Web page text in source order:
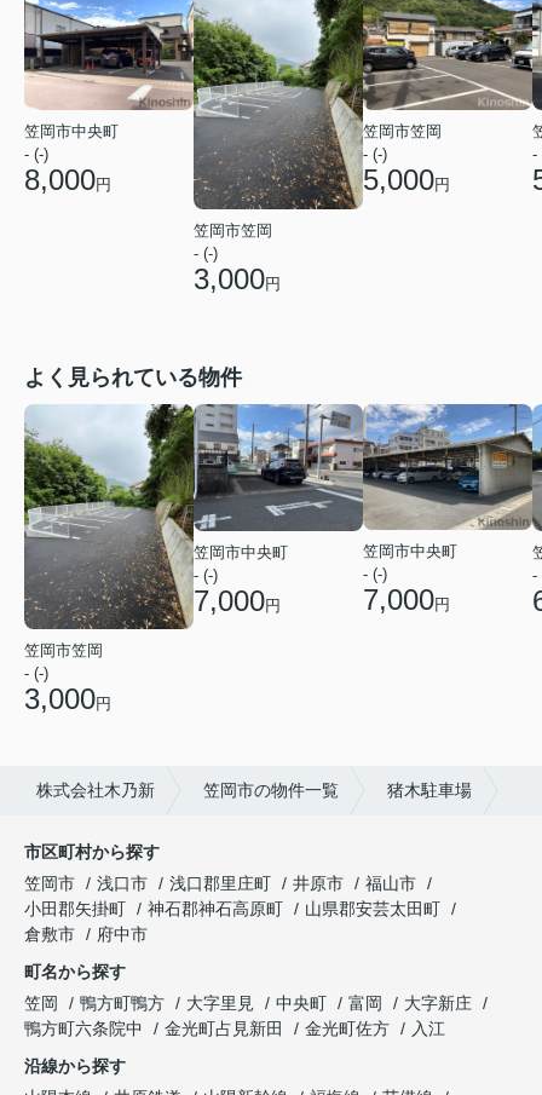
笠岡市中央町
- (-)
8,000円
笠岡市笠岡
- (-)
3,000円
笠岡市笠岡
- (-)
5,000円
-
よく見られている物件
笠岡市笠岡
- (-)
3,000円
笠岡市中央町
- (-)
7,000円
笠岡市中央町
- (-)
7,000円
-
株式会社木乃新 笠岡市の物件一覧 猪木駐車場
市区町村から探す
笠岡市
浅口市 浅口郡里庄町 井原市
福山市
小田郡矢掛町
神石郡神石高原町
山県郡安芸太田町
倉敷市
府中市
町名から探す
笠岡
鴨方町鴨方 大字里見 中央町 富岡
大字新庄
鴨方町六条院中
金光町占見新田 金光町佐方
入江
沿線から探す